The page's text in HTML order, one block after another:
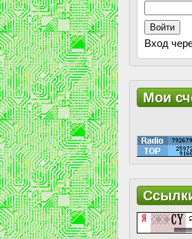
Войти
Вход
Мои